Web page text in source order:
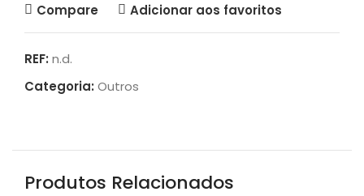
Compare Adicionar aos favoritos
REF: n.d.
Categoria: Outros
Produtos Relacionados